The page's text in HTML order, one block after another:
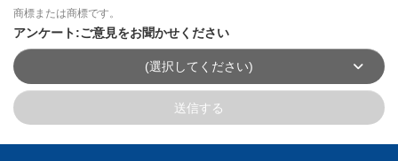
商標または商標です。
アンケート:ご意見をお聞かせください
(選択してください)
送信する